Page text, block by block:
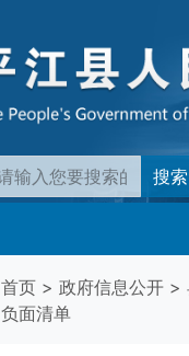
搜索
首页 > 政府信息公开 >
负面清单